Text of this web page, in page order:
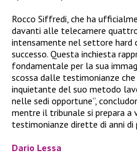
Rocco Siffredi, che ha
davanti alle telecamere
intensamente nel settore hard
successo. Questa inchiesta
fondamentale per la sua
scossa dalle testimonianze
inquietante del suo metodo
nelle sedi opportune”,
mentre il tribunale si prepara a
testimonianze dirette di anni di
Dario Lessa